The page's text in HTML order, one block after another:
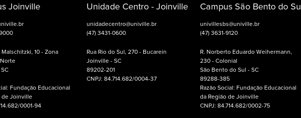
Joinville
Malschitzki, 10 - Zona
Fundação Educacional
de Joinville
0001-94
Unidade Centro - Joinville
unidadecentro@univille.br
(47) 3431-0600
Rua Rio do Sul, 270 - Bucarein
Joinville - SC
89202-201
CNPJ: 84.714.682/0004-37
Campus São Bento do Sul
univillesbs@univille.br
(47) 3631-9120
R. Norberto Eduardo Weihermann,
230 - Colonial
São Bento do Sul - SC
89288-385
Razão Social: Fundação Educacional
da Região de Joinville
CNPJ: 84.714.682/0002-75